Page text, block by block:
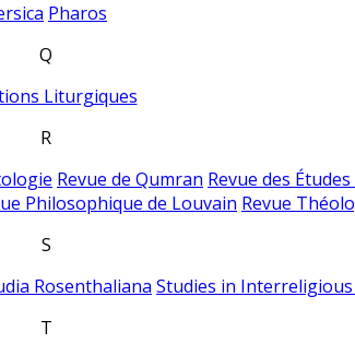
Pharos
Q
Liturgiques
R
Revue de Qumran Revue des
Philosophique de Louvain Revue
S
Rosenthaliana Studies in
T